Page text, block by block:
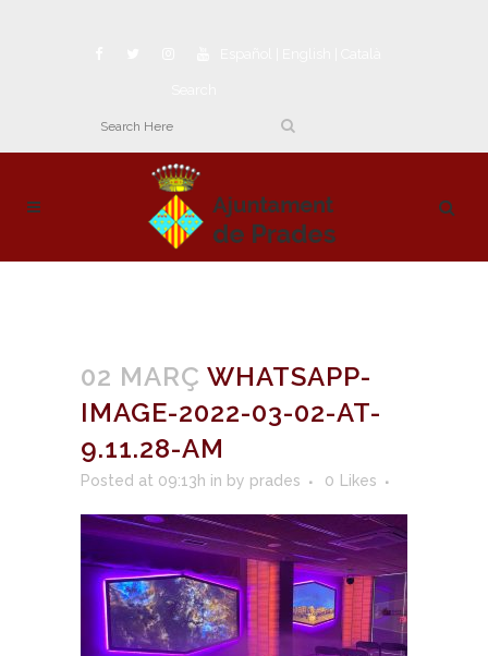
02 MARÇ WHATSAPP-
IMAGE-2022-03-02-AT-
9.11.28-AM
Posted at 09:13h in by prades 0 Likes